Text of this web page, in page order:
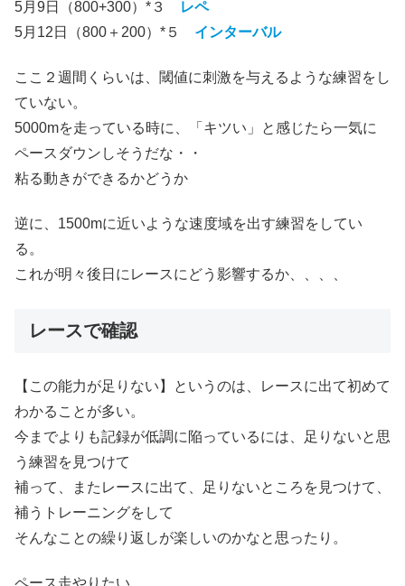
5月9日（800+300）*３
レペ
5月12日（800＋200）*５ インターバル
ここ２週間くらいは、閾値に刺激を与えるような練習をし
ていない。
5000mを走っている時に、「キツい」と感じたら一気に
ペースダウンしそうだな・・
粘る動きができるかどうか
逆に、1500mに近いような速度域を出す練習をしてい
る。
これが明々後日にレースにどう影響するか、、、、
レースで確認
【この能力が足りない】というのは、レースに出て初めて
わかることが多い。
今までよりも記録が低調に陥っているには、足りないと思
う練習を見つけて
補って、またレースに出て、足りないところを見つけて、
補うトレーニングをして
そんなことの繰り返しが楽しいのかなと思ったり。